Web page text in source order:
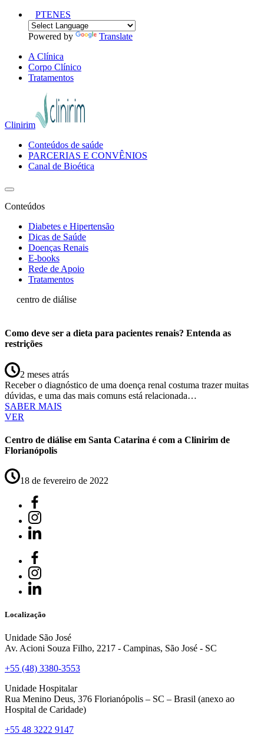
PTENES
Powered by
Translate
A Clínica
Corpo Clínico
Tratamentos
Clinirim
Conteúdos de saúde
PARCERIAS E CONVÊNIOS
Canal de Bioética
Conteúdos
Diabetes e Hipertensão
Dicas de Saúde
Doenças Renais
E-books
Rede de Apoio
Tratamentos
centro de diálise
Como deve ser a dieta para pacientes renais? Entenda as
restrições
2 meses atrás
Receber o diagnóstico de uma doença renal costuma trazer muitas
dúvidas, e uma das mais comuns está relacionada…
SABER MAIS
VER
Centro de diálise em Santa Catarina é com a Clinirim de
Florianópolis
18 de fevereiro de 2022
Localização
Unidade São José
Av. Acioni Souza Filho, 2217 - Campinas, São José - SC
+55 (48) 3380-3553
Unidade Hospitalar
Rua Menino Deus, 376 Florianópolis – SC – Brasil (anexo ao
Hospital de Caridade)
+55 48 3222 9147